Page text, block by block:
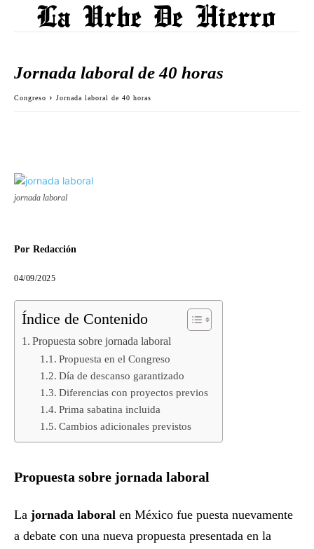
Jornada laboral de 40 horas
Congreso Jornada laboral de 40 horas
jornada laboral
Por Redacción
04/09/2025
Índice de Contenido
Propuesta sobre jornada laboral
Propuesta en el Congreso
Día de descanso garantizado
Diferencias con proyectos previos
Prima sabatina incluida
Cambios adicionales previstos
Propuesta sobre jornada laboral
La jornada laboral en México fue puesta nuevamente
a debate con una nueva propuesta presentada en la